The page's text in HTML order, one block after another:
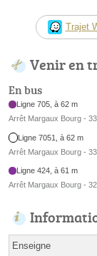
Trajet
Venir en
En bus
Ligne 705, à 62 m
Arrêt Margaux Bourg -
Ligne 7051, à 62 m
Arrêt Margaux Bourg -
Ligne 424, à 61 m
Arrêt Margaux Bourg -
Enseigne